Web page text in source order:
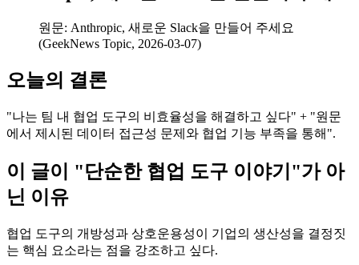
원문: Anthropic, 새로운 Slack을 만들어 주세요
(GeekNews Topic, 2026-03-07)
오늘의 결론
"나는 팀 내 협업 도구의 비효율성을 해결하고 싶다" + "원문
에서 제시된 데이터 접근성 문제와 협업 기능 부족을 통해".
이 글이 "단순한 협업 도구 이야기"가 아
닌 이유
협업 도구의 개방성과 상호운용성이 기업의 생산성을 결정짓
는 핵심 요소라는 점을 강조하고 싶다.